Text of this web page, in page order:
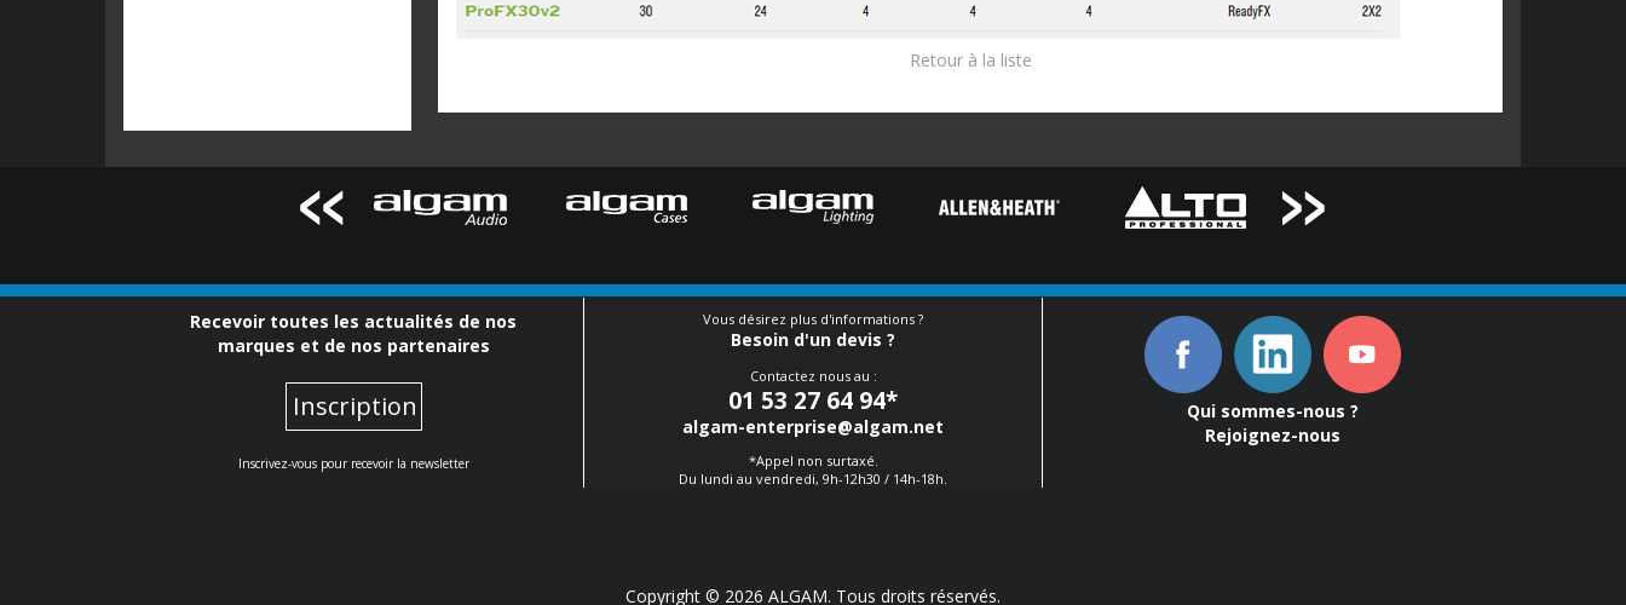
Retour à la liste
Recevoir toutes les actualités de nos
marques et de nos partenaires
Inscription
Inscrivez-vous pour recevoir la newsletter
Vous désirez plus d'informations ?
Besoin d'un devis ?
Contactez nous au :
01 53 27 64 94*
algam-enterprise@algam.net
*Appel non surtaxé.
Du lundi au vendredi, 9h-12h30 / 14h-18h.
Qui sommes-nous ?
Rejoignez-nous
Copyright © 2026 ALGAM. Tous droits réservés.